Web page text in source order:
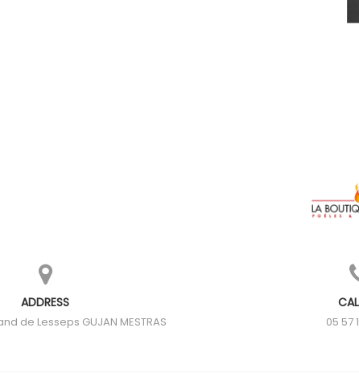
ADDRESS
de Lesseps GUJAN MESTRAS 05 57